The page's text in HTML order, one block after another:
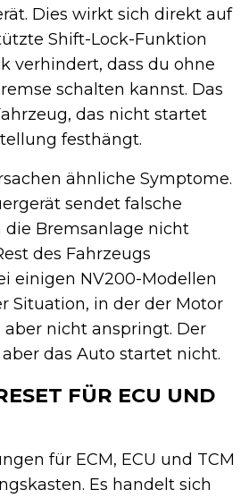
Dies wirkt sich direkt auf
Shift-Lock-Funktion
verhindert, dass du ohne
schalten kannst. Das
das nicht startet
festhängt.
ähnliche Symptome.
sendet falsche
die Bremsanlage nicht
des Fahrzeugs
einigen NV200-Modellen
Situation, in der der Motor
nicht anspringt. Der
das Auto startet nicht.
FÜR ECU UND
für ECM, ECU und TCM
Es handelt sich